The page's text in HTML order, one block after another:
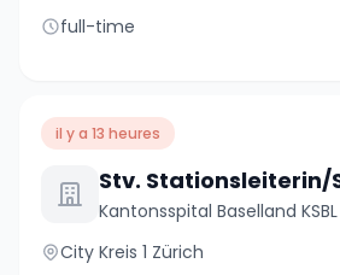
full-time
il y a 13 heures
Kantonsspital Baselland KSBL
City Kreis 1 Zürich